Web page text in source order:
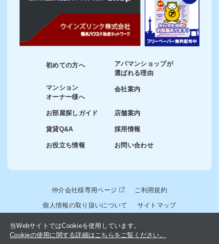
初めての方へ
マンション
オーナー様へ
お部屋探しガイド
賃貸Q&A
お役立ち情報
アパマンショップが
選ばれる理由
会社案内
店舗案内
採用情報
お問い合わせ
仲介会社様専用ページ ご利用規約
個人情報の取り扱いについて サイトマップ
© 2024-2026 winslink Inc.
当WebサイトではCookieを使用しています。
Cookieの使用に関する詳細はこちらをご覧ください。